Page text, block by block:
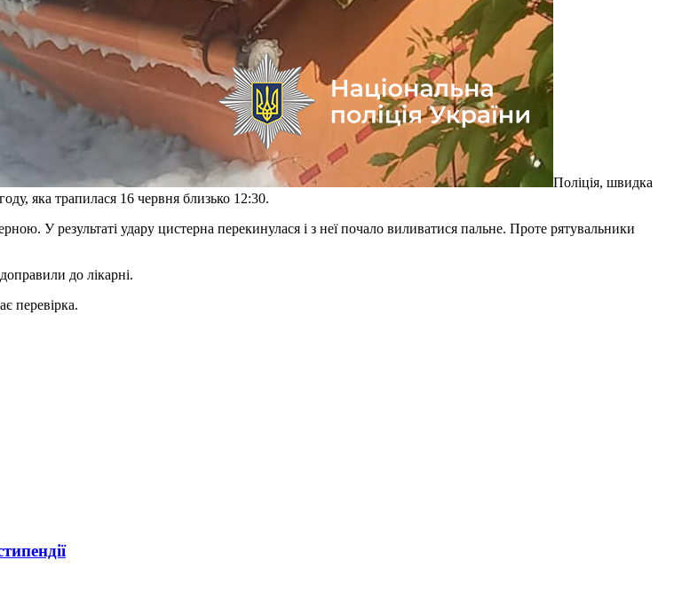
Поліція, швидка
яка трапилася 16 червня близько 12:30.
У результаті удару цистерна перекинулася і з неї почало виливатися пальне. Проте рятувальники
до лікарні.
перевірка.